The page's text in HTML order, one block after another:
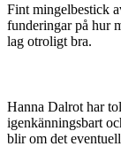
Fint mingelbestick
funderingar på hur
lag otroligt bra.
Hanna Dalrot har
igenkänningsbart
blir om det